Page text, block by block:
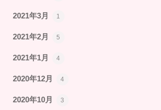
2021年3月 1
2021年2月 5
2021年1月 4
2020年12月 4
2020年10月 3